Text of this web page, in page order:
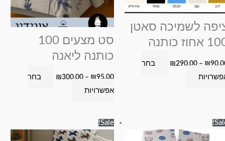
לשמיכה סאטן
אחוז כותנה
₪
–
₪290.00
בחר
ניתן
לבחור
בעמוד
סט מצעים 100
כותנה ליאנה
₪95.00
–
₪300.00
בחר
אפשרויות
ניתן
לבחור
את
המוצר
מחירים:
⁦₪25.00⁩
זה
Sale!
מחירים:
זה